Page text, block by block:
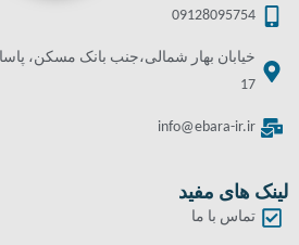
09128095754
خیابان بهار شمالی،جنب بانک مسکن،
17
info@ebara-ir.ir
لینک های مفید
تماس با ما